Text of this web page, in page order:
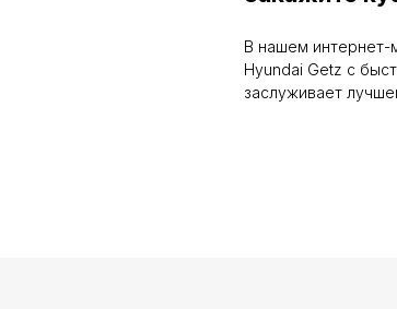
В нашем интернет-
Hyundai Getz с
заслуживает